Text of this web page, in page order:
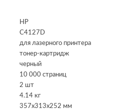
HP
C4127D
для лазерного принтера
тонер-картридж
черный
10 000 страниц
2 шт
4.14 кг
357x313x252 мм